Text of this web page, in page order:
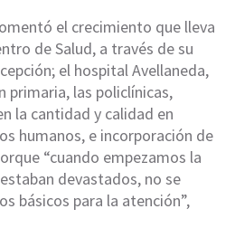
el crecimiento que lleva
de Salud, a través de su
el hospital Avellaneda,
primaria, las policlínicas,
la cantidad y calidad en
humanos, e incorporación de
“cuando empezamos la
devastados, no se
básicos para la atención”,